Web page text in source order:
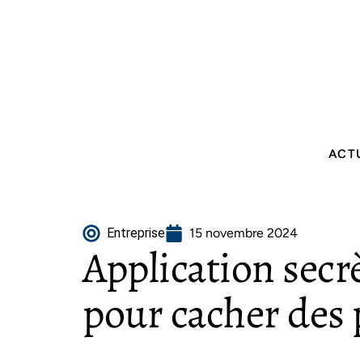
Entreprise 15 novembre 2024
Application
pour cacher des